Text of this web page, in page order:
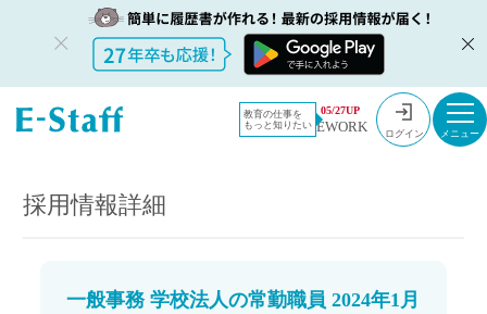
教育の仕事を
もっと知りたい
05/27UP
EWORK ログイン
教員採用情
報のイー・
採用情報
一般事務 学校法人の常勤職員 2024年1月採用
採用情報詳細
一般事務 学校法人の常勤職員 2024年1月